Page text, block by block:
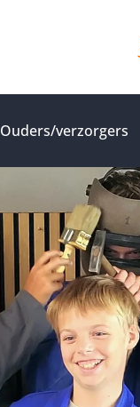
Ouders/verzorgers